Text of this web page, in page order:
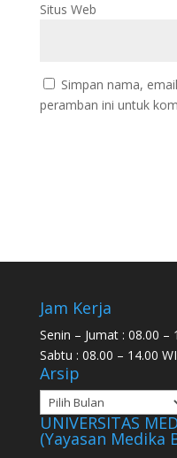
Situs Web
Simpan nama,
peramban ini untuk
Jam Kerja
Senin – Jumat : 08.00 –
Sabtu : 08.00 – 14.00
Arsip
UNIVERSITAS
(Yayasan Medika